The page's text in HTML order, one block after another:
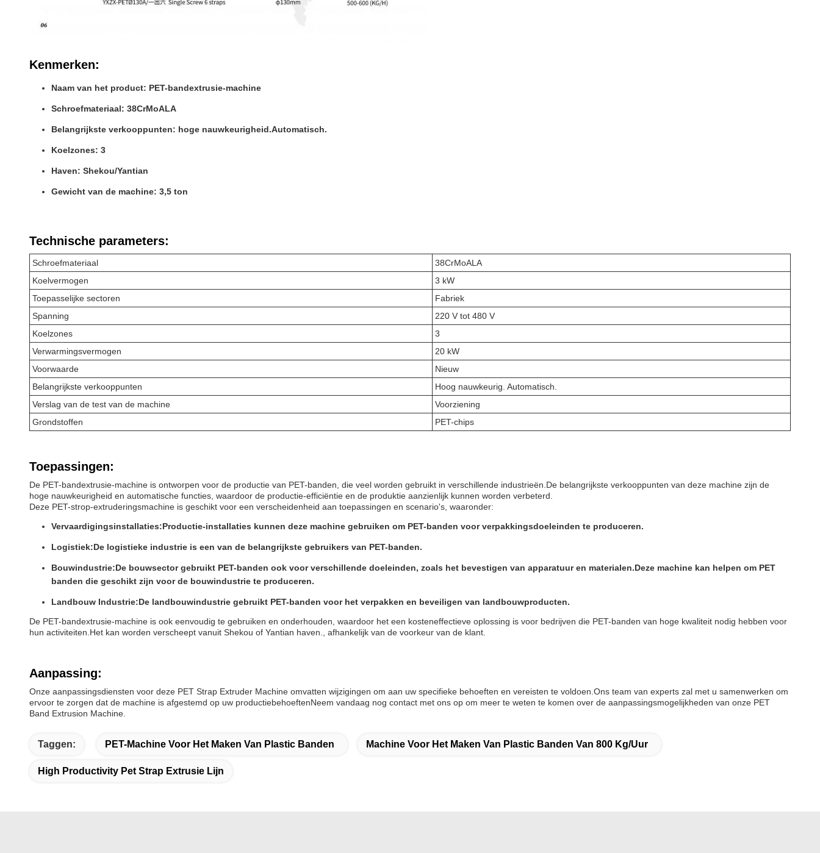
Kenmerken:
Naam van het product: PET-bandextrusie-machine
Schroefmateriaal: 38CrMoALA
Belangrijkste verkooppunten: hoge nauwkeurigheid.Automatisch.
Koelzones: 3
Haven: Shekou/Yantian
Gewicht van de machine: 3,5 ton
Technische parameters:
Schroefmateriaal
38CrMoALA
Koelvermogen
3 kW
Toepasselijke sectoren
Fabriek
Spanning
220 V tot 480 V
Koelzones
3
Verwarmingsvermogen
20 kW
Voorwaarde
Nieuw
Belangrijkste verkooppunten
Hoog nauwkeurig. Automatisch.
Verslag van de test van de machine
Voorziening
Grondstoffen
PET-chips
Toepassingen:
De PET-bandextrusie-machine is ontworpen voor de productie van PET-banden, die veel worden gebruikt in verschillende industrieën.De belangrijkste verkooppunten van deze machine zijn de
hoge nauwkeurigheid en automatische functies, waardoor de productie-efficiëntie en de produktie aanzienlijk kunnen worden verbeterd.
Deze PET-strop-extruderingsmachine is geschikt voor een verscheidenheid aan toepassingen en scenario's, waaronder:
Vervaardigingsinstallaties:Productie-installaties kunnen deze machine gebruiken om PET-banden voor verpakkingsdoeleinden te produceren.
Logistiek:De logistieke industrie is een van de belangrijkste gebruikers van PET-banden.
Bouwindustrie:De bouwsector gebruikt PET-banden ook voor verschillende doeleinden, zoals het bevestigen van apparatuur en materialen.Deze machine kan helpen om PET
banden die geschikt zijn voor de bouwindustrie te produceren.
Landbouw Industrie:De landbouwindustrie gebruikt PET-banden voor het verpakken en beveiligen van landbouwproducten.
De PET-bandextrusie-machine is ook eenvoudig te gebruiken en onderhouden, waardoor het een kosteneffectieve oplossing is voor bedrijven die PET-banden van hoge kwaliteit nodig hebben voor
hun activiteiten.Het kan worden verscheept vanuit Shekou of Yantian haven., afhankelijk van de voorkeur van de klant.
Aanpassing:
Onze aanpassingsdiensten voor deze PET Strap Extruder Machine omvatten wijzigingen om aan uw specifieke behoeften en vereisten te voldoen.Ons team van experts zal met u samenwerken om
ervoor te zorgen dat de machine is afgestemd op uw productiebehoeftenNeem vandaag nog contact met ons op om meer te weten te komen over de aanpassingsmogelijkheden van onze PET
Band Extrusion Machine.
Taggen: PET-Machine Voor Het Maken Van Plastic Banden Machine Voor Het Maken Van Plastic Banden Van 800 Kg/uur
High Productivity Pet Strap Extrusie Lijn